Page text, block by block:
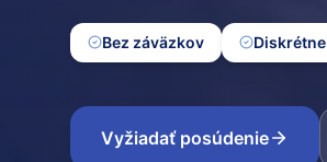
Bez záväzkov Diskrétne
Vyžiadať posúdenie